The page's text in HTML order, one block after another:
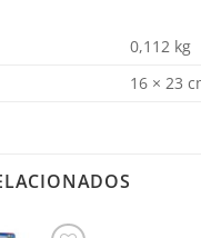
0,112 kg
16 × 23